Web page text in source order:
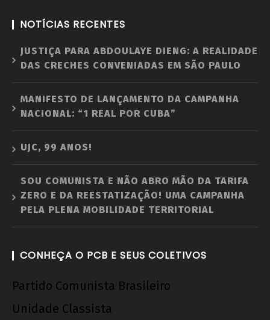
NOTÍCIAS RECENTES
JUSTIÇA PARA ABDOULAYE DIENG: A REALIDADE
DAS CRECHES CONVENIADAS EM SÃO PAULO
MANIFESTO DE LANÇAMENTO DA CAMPANHA
NACIONAL: “1 REAL POR CUBA”
UJC, 99 ANOS!
SOU COMUNISTA E NÃO ABRO MÃO DA TARIFA
ZERO E DA REESTATIZAÇÃO! UMA CAMPANHA
PELA PLENA MOBILIDADE TERRITORIAL
CONHEÇA O PCB E SEUS COLETIVOS
Partido Comunista Brasileiro
Unidade Classista